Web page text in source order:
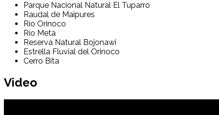
Parque Nacional Natural El Tuparro
Raudal de Maipures
Río Orinoco
Río Meta
Reserva Natural Bojonawi
Estrella Fluvial del Orinoco
Cerro Bita
Video